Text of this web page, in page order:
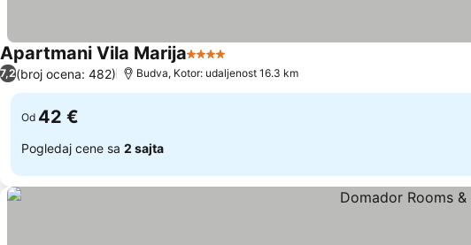
Apartmani Vila Marija4 Zvezdice
7,2(broj ocena: 482) Budva, Kotor: udaljenost 16.3 km
Od 42 €
Pogledaj cene sa 2 sajta